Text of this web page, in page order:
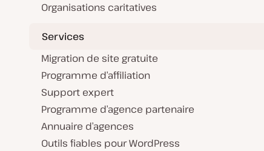
Organisations caritatives
Services
Migration de site gratuite
Programme d’affiliation
Support expert
Programme d’agence partenaire
Annuaire d’agences
Outils fiables pour WordPress